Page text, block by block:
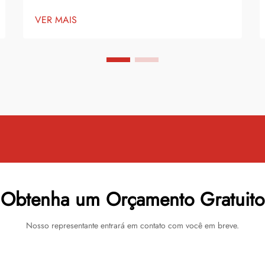
como protegemos e realçamos materiais
vinil colorido e outros substratos premium.
VER MAIS
Obtenha um Orçamento Gratuito
Nosso representante entrará em contato com você em breve.